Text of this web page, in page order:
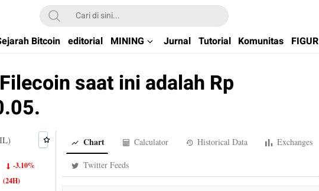
di Indonesia
Bitcoin editorial MINING Jurnal Tutorial Komunitas FIGUR
saat ini adalah Rp
-3.10%
(24H)
Chart Calculator Historical Data Exchanges
Twitter Feeds